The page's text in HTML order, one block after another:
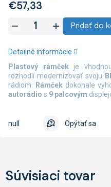
€57,33
Jednotková
Pridať do
Plastový rámčekje
rozhodli modernizovať svoju
rádiom. Rámčekdokonale
autorádio s 9 palcovým
Detailné informácie
Opýtať sa
null
Súvisiaci tovar